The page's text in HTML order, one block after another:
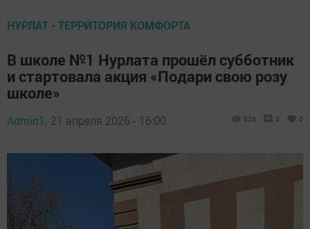
НУРЛАТ - ТЕРРИТОРИЯ КОМФОРТА
В школе №1 Нурлата прошёл субботник
и стартовала акция «Подари свою розу
школе»
Admin1, 21 апреля 2026 - 16:00 626 0 0